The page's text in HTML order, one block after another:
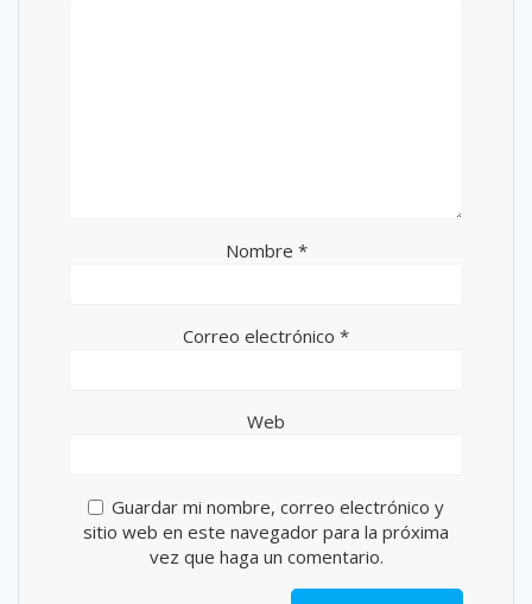
Nombre *
Correo electrónico *
Web
Guardar mi nombre, correo electrónico y
sitio web en este navegador para la próxima
vez que haga un comentario.